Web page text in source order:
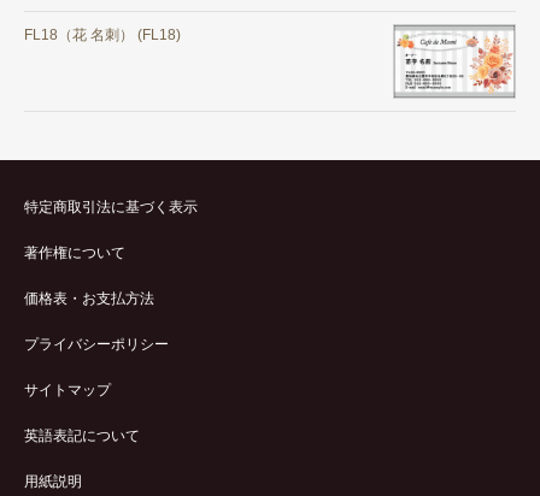
FL18（花 名刺） (FL18)
特定商取引法に基づく表示
著作権について
価格表・お支払方法
プライバシーポリシー
サイトマップ
英語表記について
用紙説明